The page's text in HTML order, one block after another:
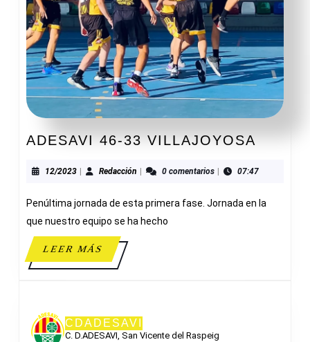
ADESAVI 46-33 VILLAJOYOSA
33
12/202312/2023Redacción Redacción0 comentarios 07:47
Penúltima jornada de esta primera fase. Jornada en la
que nuestro equipo se ha hecho
LEER MÁSLEER
MÁS
CDADESAVI
C. D.ADESAVI, San Vicente del Raspeig